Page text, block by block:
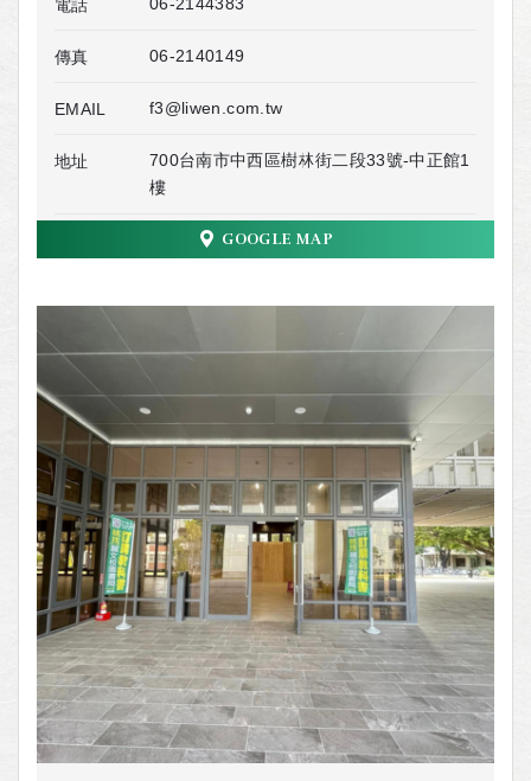
電話
傳真 06-2140149
EMAIL f3@liwen.com.tw
地址
700台南市中西區樹林街二段33號-中正館1
樓
GOOGLE MAP